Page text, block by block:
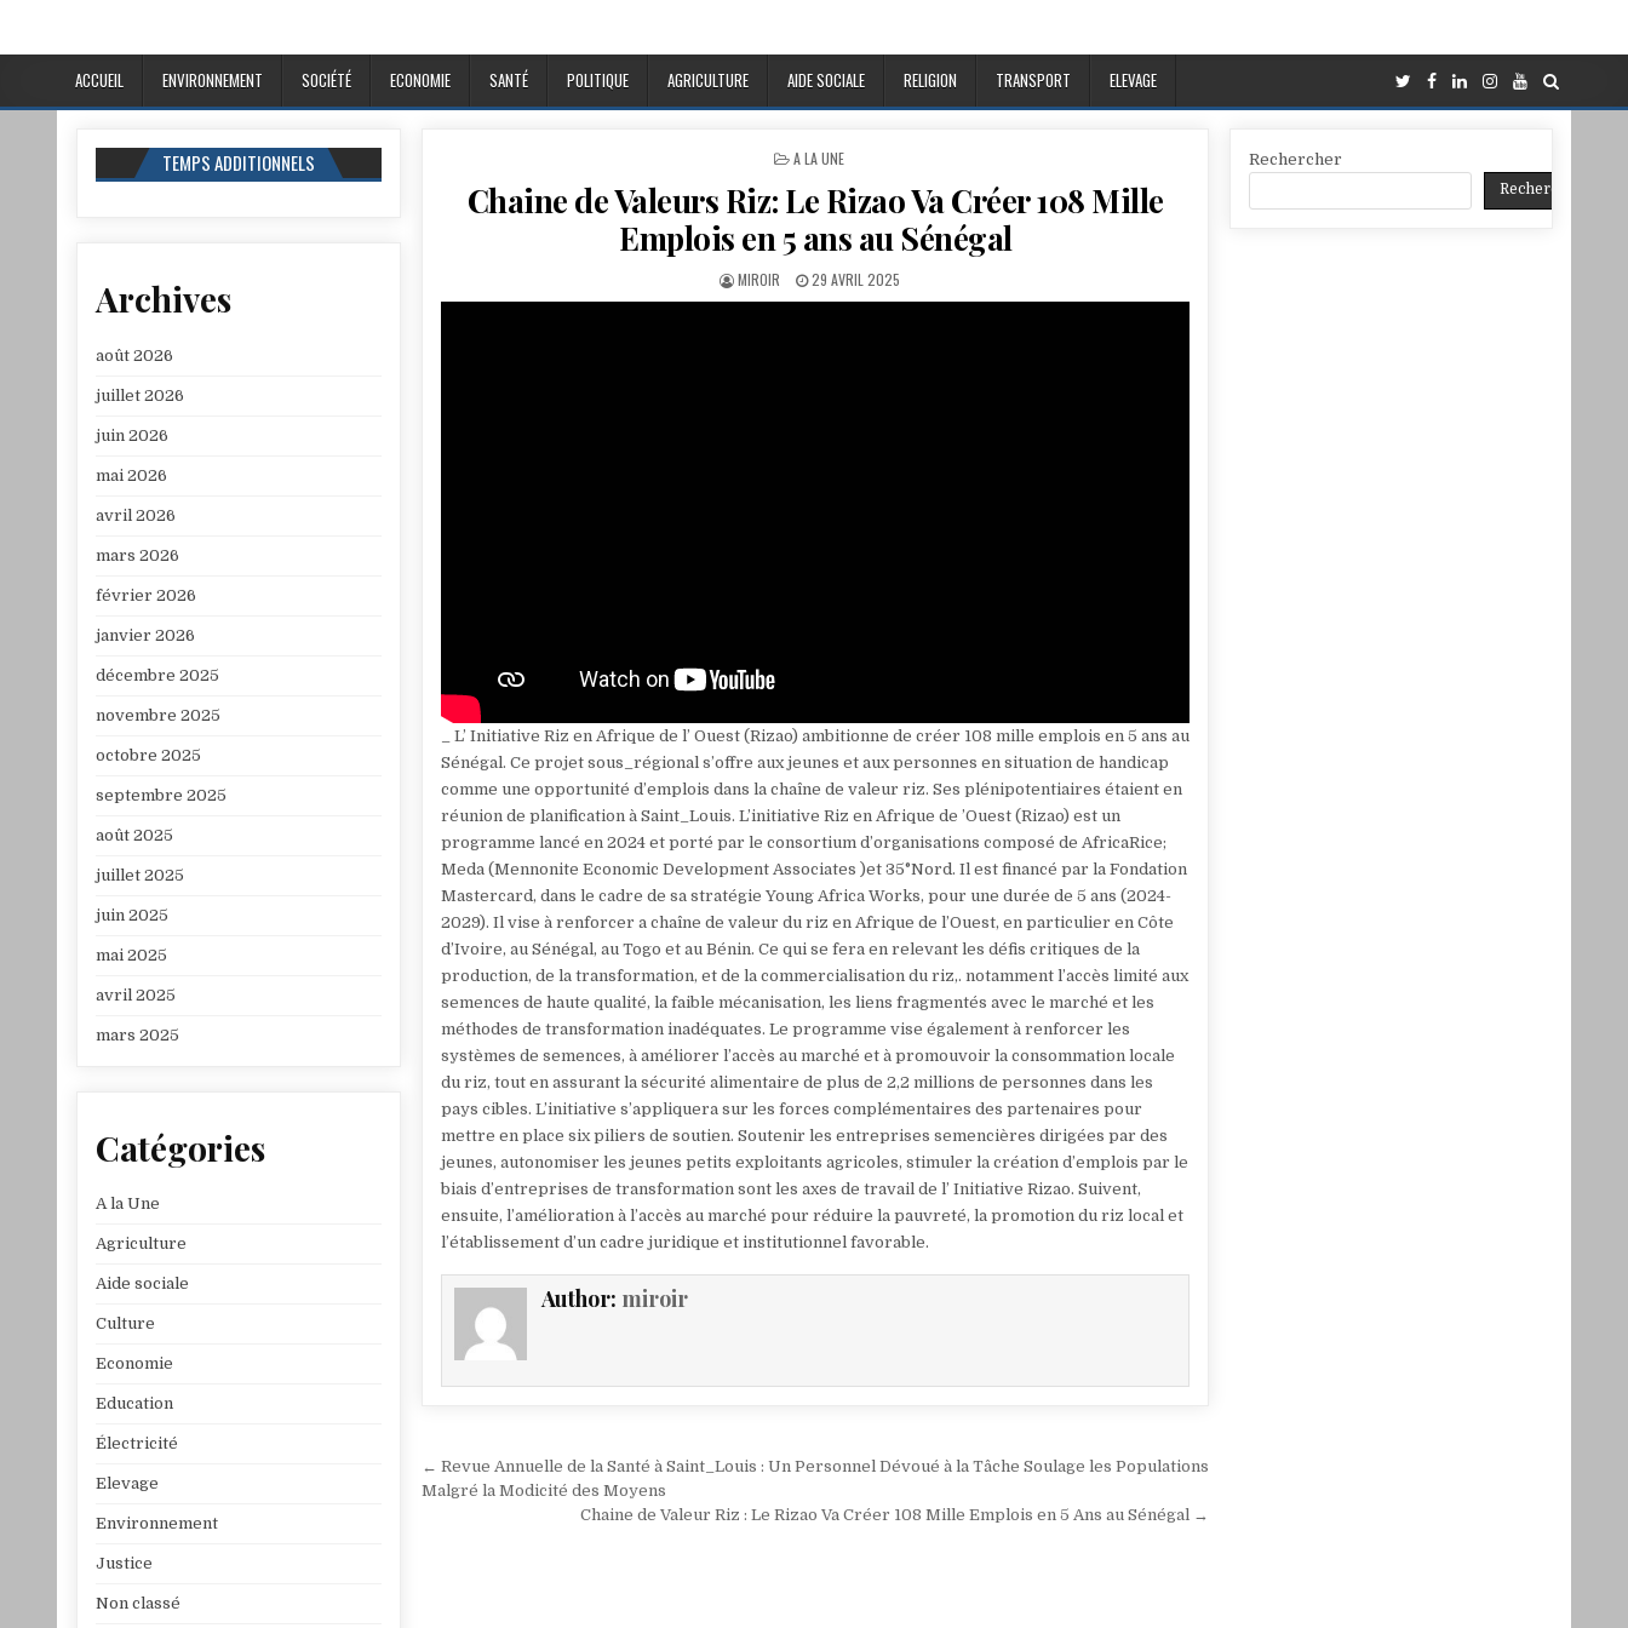
ACCUEIL ENVIRONNEMENT SOCIÉTÉ ECONOMIE SANTÉ POLITIQUE AGRICULTURE AIDE SOCIALE RELIGION TRANSPORT ELEVAGE
POSTED
A LA UNE
Chaine de Valeurs Riz: Le Rizao Va Créer 108 Mille
Emplois en 5 ans au Sénégal
AUTHOR:
MIROIR
PUBLISHED
DATE:
29 AVRIL 2025
_ L’ Initiative Riz en Afrique de l’ Ouest (Rizao) ambitionne de créer 108 mille emplois en 5 ans au
Sénégal. Ce projet sous_régional s’offre aux jeunes et aux personnes en situation de handicap
comme une opportunité d’emplois dans la chaîne de valeur riz. Ses plénipotentiaires étaient en
réunion de planification à Saint_Louis. L’initiative Riz en Afrique de ’Ouest (Rizao) est un
programme lancé en 2024 et porté par le consortium d’organisations composé de AfricaRice;
Meda (Mennonite Economic Development Associates )et 35°Nord. Il est financé par la Fondation
Mastercard, dans le cadre de sa stratégie Young Africa Works, pour une durée de 5 ans (2024-
2029). Il vise à renforcer a chaîne de valeur du riz en Afrique de l’Ouest, en particulier en Côte
d’Ivoire, au Sénégal, au Togo et au Bénin. Ce qui se fera en relevant les défis critiques de la
production, de la transformation, et de la commercialisation du riz,. notamment l’accès limité aux
semences de haute qualité, la faible mécanisation, les liens fragmentés avec le marché et les
méthodes de transformation inadéquates. Le programme vise également à renforcer les
systèmes de semences, à améliorer l’accès au marché et à promouvoir la consommation locale
du riz, tout en assurant la sécurité alimentaire de plus de 2,2 millions de personnes dans les
pays cibles. L’initiative s’appliquera sur les forces complémentaires des partenaires pour
mettre en place six piliers de soutien. Soutenir les entreprises semencières dirigées par des
jeunes, autonomiser les jeunes petits exploitants agricoles, stimuler la création d’emplois par le
biais d’entreprises de transformation sont les axes de travail de l’ Initiative Rizao. Suivent,
ensuite, l’amélioration à l’accès au marché pour réduire la pauvreté, la promotion du riz local et
l’établissement d’un cadre juridique et institutionnel favorable.
Author: miroir
Navigation
de
← Revue Annuelle de la Santé à Saint_Louis : Un Personnel Dévoué à la Tâche Soulage les Populations
Malgré la Modicité des Moyens
Chaine de Valeur Riz : Le Rizao Va Créer 108 Mille Emplois en 5 Ans au Sénégal →
TEMPS ADDITIONNELS
Archives
août 2026
juillet 2026
juin 2026
mai 2026
avril 2026
mars 2026
février 2026
janvier 2026
décembre 2025
novembre 2025
octobre 2025
septembre 2025
août 2025
juillet 2025
juin 2025
mai 2025
avril 2025
mars 2025
Catégories
A la Une
Agriculture
Aide sociale
Culture
Economie
Education
Électricité
Elevage
Environnement
Justice
Non classé
Rechercher
Rechercher